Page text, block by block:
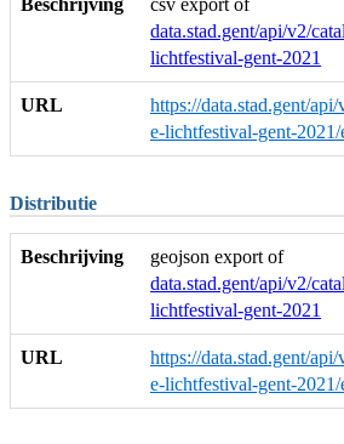
data.stad.gent/api/v2/
lichtfestival-gent-2021
URL
https://data.stad.gent/
e-lichtfestival-gent-2021/
Distributie
Beschrijving
geojson export of
data.stad.gent/api/v2/
lichtfestival-gent-2021
URL
https://data.stad.gent/
e-lichtfestival-gent-2021/